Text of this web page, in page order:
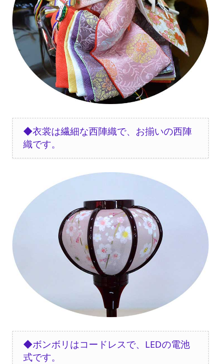
◆衣裳は繊細な西陣織で、お揃いの西陣
織です。
◆ボンボリはコードレスで、LEDの電池
式です。